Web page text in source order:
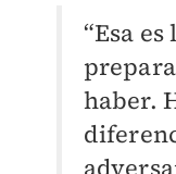
“Esa
haber.